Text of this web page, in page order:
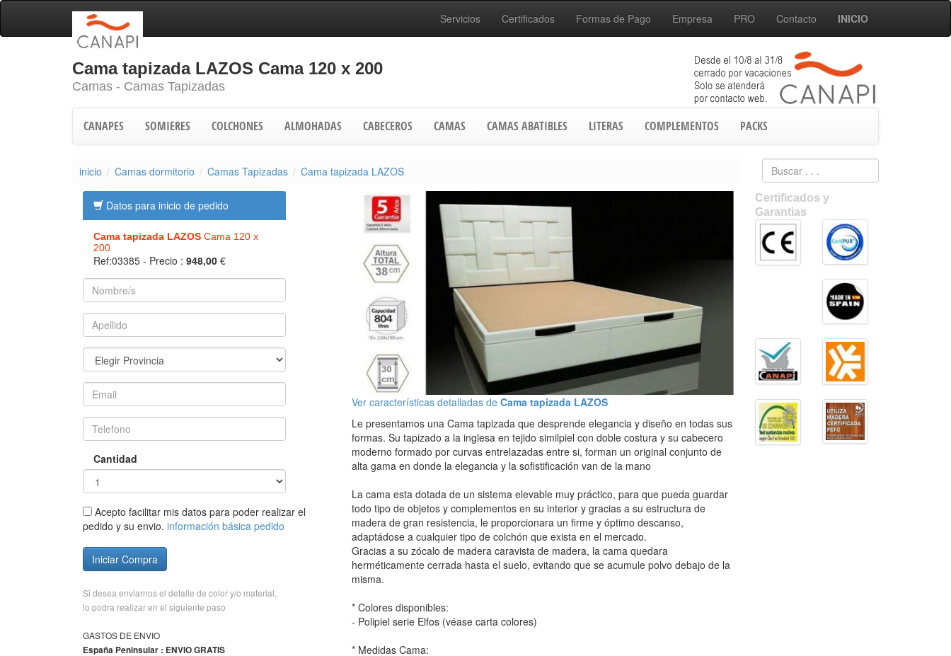
Servicios Certificados Formas de Pago Empresa PRO Contacto INICIO
Cama tapizada LAZOS Cama 120 x 200
Camas - Camas Tapizadas
CANAPES SOMIERES COLCHONES ALMOHADAS CABECEROS CAMAS CAMAS ABATIBLES LITERAS COMPLEMENTOS PACKS
inicio Camas dormitorio Camas Tapizadas Cama tapizada LAZOS
Datos para inicio de pedido
Cama tapizada LAZOS Cama 120 x
200
Ref:03385 - Precio : 948,00 €
Cantidad
Acepto facilitar mis datos para poder realizar el
pedido y su envio. información básica pedido
Iniciar Compra
Si desea enviarnos el detalle de color y/o material,
lo podra realizar en el siguiente paso
GASTOS DE ENVIO
España Peninsular : ENVIO GRATIS
Ver características detalladas de Cama tapizada LAZOS
Le presentamos una Cama tapizada que desprende elegancia y diseño en todas sus
formas. Su tapizado a la inglesa en tejido similpiel con doble costura y su cabecero
moderno formado por curvas entrelazadas entre si, forman un original conjunto de
alta gama en donde la elegancia y la sofistificación van de la mano
La cama esta dotada de un sistema elevable muy práctico, para que pueda guardar
todo tipo de objetos y complementos en su interior y gracias a su estructura de
madera de gran resistencia, le proporcionara un firme y óptimo descanso,
adaptádose a cualquier tipo de colchón que exista en el mercado.
Gracias a su zócalo de madera caravista de madera, la cama quedara
herméticamente cerrada hasta el suelo, evitando que se acumule polvo debajo de la
misma.
* Colores disponibles:
- Polipiel serie Elfos (véase carta colores)
* Medidas Cama:
Certificados y
Garantias